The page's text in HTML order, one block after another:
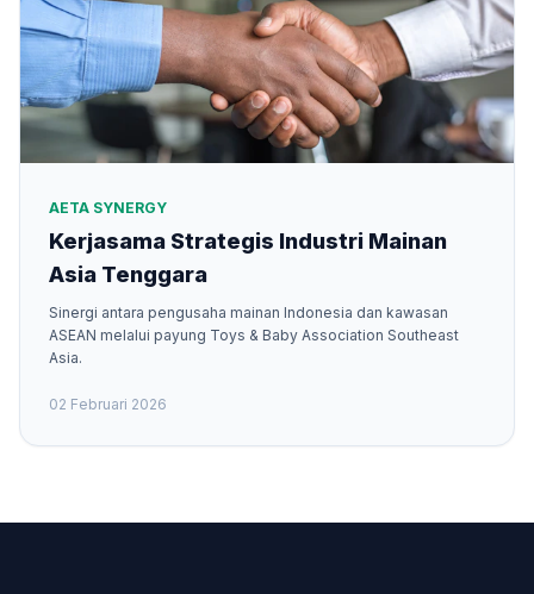
AETA SYNERGY
Kerjasama Strategis Industri Mainan
Asia Tenggara
Sinergi antara pengusaha mainan Indonesia dan kawasan
ASEAN melalui payung Toys & Baby Association Southeast
Asia.
02 Februari 2026